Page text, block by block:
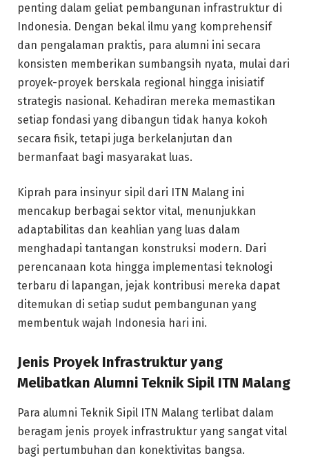
penting dalam geliat pembangunan infrastruktur di
Indonesia. Dengan bekal ilmu yang komprehensif
dan pengalaman praktis, para alumni ini secara
konsisten memberikan sumbangsih nyata, mulai dari
proyek-proyek berskala regional hingga inisiatif
strategis nasional. Kehadiran mereka memastikan
setiap fondasi yang dibangun tidak hanya kokoh
secara fisik, tetapi juga berkelanjutan dan
bermanfaat bagi masyarakat luas.
Kiprah para insinyur sipil dari ITN Malang ini
mencakup berbagai sektor vital, menunjukkan
adaptabilitas dan keahlian yang luas dalam
menghadapi tantangan konstruksi modern. Dari
perencanaan kota hingga implementasi teknologi
terbaru di lapangan, jejak kontribusi mereka dapat
ditemukan di setiap sudut pembangunan yang
membentuk wajah Indonesia hari ini.
Jenis Proyek Infrastruktur yang
Melibatkan Alumni Teknik Sipil ITN Malang
Para alumni Teknik Sipil ITN Malang terlibat dalam
beragam jenis proyek infrastruktur yang sangat vital
bagi pertumbuhan dan konektivitas bangsa.